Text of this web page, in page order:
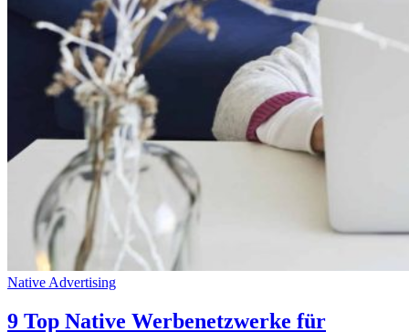
Native Advertising
9 Top Native Werbenetzwerke für